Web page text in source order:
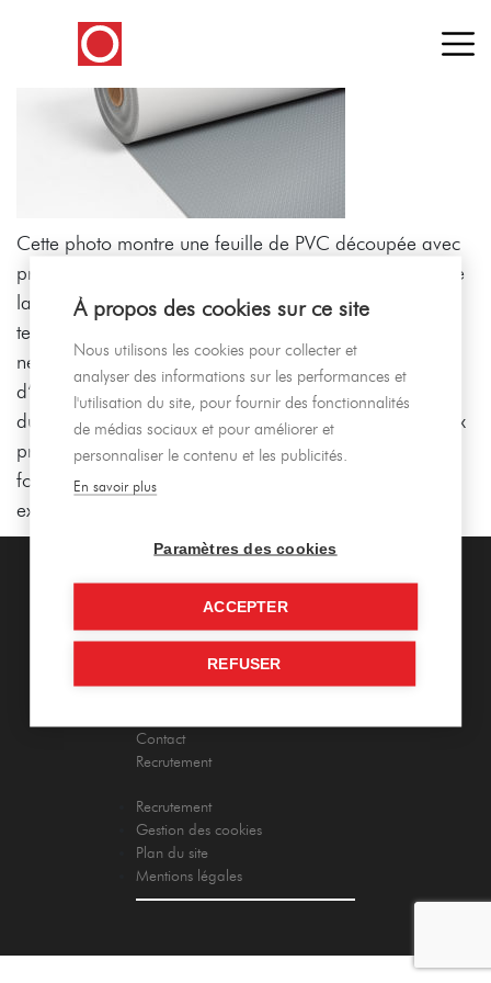
Cette photo montre une feuille de PVC découpée avec
précision par HOFICOUPE. En tant que spécialistes de
la découpe de matériaux souples, nous utilisons des
technologies avancées pour garantir des découpes
nettes et exactes, adaptées à une large gamme
d’applications. Le PVC, grâce à sa flexibilité et sa
durabilité, est un matériau privilégié pour de nombreux
projets. Chez HOFICOUPE, nous nous engageons à
fournir une qualité irréprochable et une réactivité
exemplaire pour tous vos besoins en découpe de PVC.
Contact
Recrutement
Recrutement
Gestion des cookies
Plan du site
Mentions légales
À propos des cookies sur ce site
Nous utilisons les cookies pour collecter et
analyser des informations sur les performances et
l'utilisation du site, pour fournir des fonctionnalités
de médias sociaux et pour améliorer et
personnaliser le contenu et les publicités.
En savoir plus
Paramètres des cookies
ACCEPTER
REFUSER